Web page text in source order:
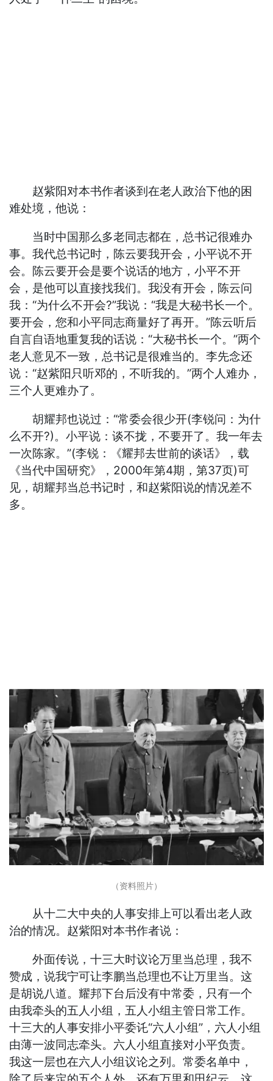
赵紫阳对本书作者谈到在老人政治下他的困
难处境，他说：
当时中国那么多老同志都在，总书记很难办
事。我代总书记时，陈云要我开会，小平说不开
会。陈云要开会是要个说话的地方，小平不开
会，是他可以直接找我们。我没有开会，陈云问
我：“为什么不开会?”我说：“我是大秘书长一个。
要开会，您和小平同志商量好了再开。”陈云听后
自言自语地重复我的话说：“大秘书长一个。”两个
老人意见不一致，总书记是很难当的。李先念还
说：“赵紫阳只听邓的，不听我的。”两个人难办，
三个人更难办了。
胡耀邦也说过：“常委会很少开(李锐问：为什
么不开?)。小平说：谈不拢，不要开了。我一年去
一次陈家。”(李锐：《耀邦去世前的谈话》，载
《当代中国研究》，2000年第4期，第37页)可
见，胡耀邦当总书记时，和赵紫阳说的情况差不
多。
（资料照片）
从十二大中央的人事安排上可以看出老人政
治的情况。赵紫阳对本书作者说：
外面传说，十三大时议论万里当总理，我不
赞成，说我宁可让李鹏当总理也不让万里当。这
是胡说八道。耀邦下台后没有中常委，只有一个
由我牵头的五人小组，五人小组主管日常工作。
十三大的人事安排小平委讬“六人小组”，六人小组
由薄一波同志牵头。六人小组直接对小平负责。
我这一层也在六人小组议论之列。常委名单中，